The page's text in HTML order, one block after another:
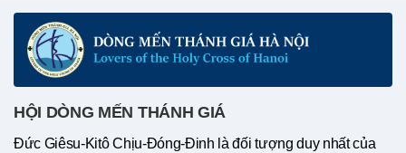
HỘI DÒNG MẾN THÁNH GIÁ
Đức Giêsu-Kitô Chịu-Đóng-Đinh là đối tượng duy nhất của